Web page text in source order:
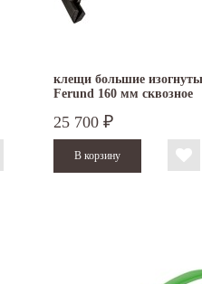
клещи большие
Ferund 160 мм сквозное
25 700 ₽